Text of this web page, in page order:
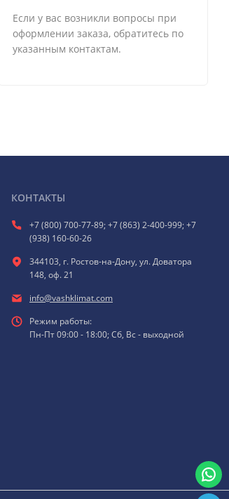
Если у вас возникли вопросы при
оформлении заказа, обратитесь по
указанным контактам.
КОНТАКТЫ
+7 (800) 700-77-89; +7 (863) 2-400-999; +7
(938) 160-60-26
344103, г. Ростов-на-Дону, ул. Доватора
148, оф. 21
info@vashklimat.com
Режим работы:
Пн-Пт 09:00 - 18:00; Сб, Вс - выходной